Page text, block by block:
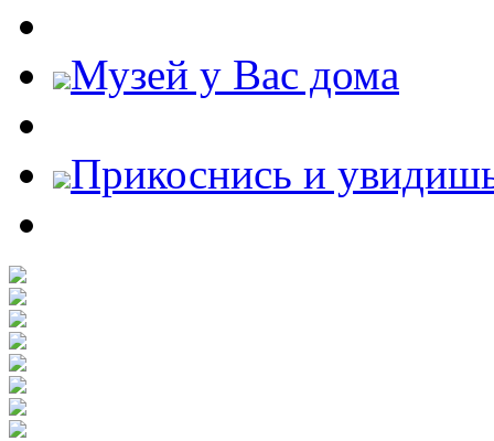
Музей у Вас дома
Прикоснись и